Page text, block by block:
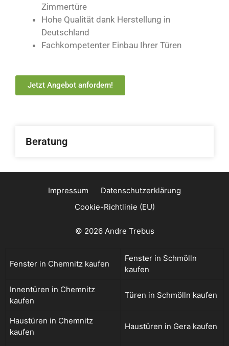
Zimmertüre
Hohe Qualität dank Herstellung in
Deutschland
Fachkompetenter Einbau Ihrer Türen
Jetzt Angebot anfordern!
Beratung
Impressum
Datenschutzerklärung
Cookie-Richtlinie (EU)
© 2026 Andre Trebus
Fenster in Chemnitz kaufen
Fenster in Schmölln
kaufen
Innentüren in Chemnitz
kaufen
Türen in Schmölln kaufen
Haustüren in Chemnitz
kaufen
Haustüren in Gera kaufen